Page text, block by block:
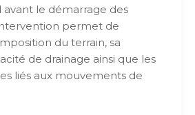
avant le démarrage des
permet de
du terrain, sa
de drainage ainsi que les
liés aux mouvements de